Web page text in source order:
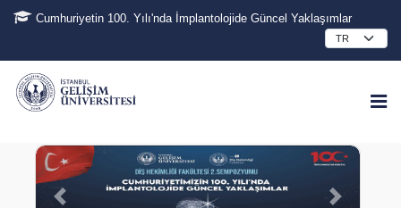
Cumhuriyetin 100. Yılı'nda İmplantolojide Güncel Yaklaşımlar